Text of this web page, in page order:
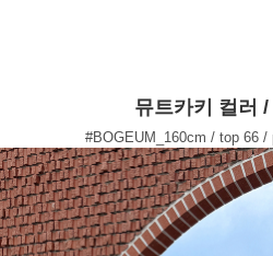
뮤트카키 컬러
#BOGEUM_160cm / top 66